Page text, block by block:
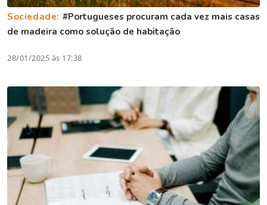
Sociedade: #Portugueses procuram cada vez mais casas
de madeira como solução de habitação
28/01/2025 às 17:38